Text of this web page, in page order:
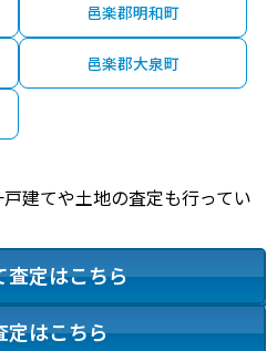
邑楽郡明和町
邑楽郡大泉町
建てや土地の査定も行ってい
査定はこちら
定はこちら